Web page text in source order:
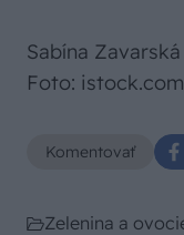
Sabína Zavarská
Foto: istock.com
Komentovať
Zelenina a